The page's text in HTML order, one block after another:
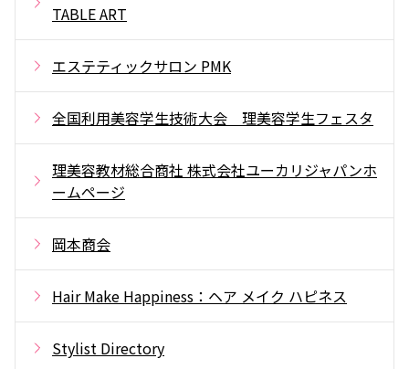
TABLE ART
エステティックサロン PMK
全国利用美容学生技術大会 理美容学生フェスタ
理美容教材総合商社 株式会社ユーカリジャパンホ
ームページ
岡本商会
Hair Make Happiness：ヘア メイク ハピネス
Stylist Directory